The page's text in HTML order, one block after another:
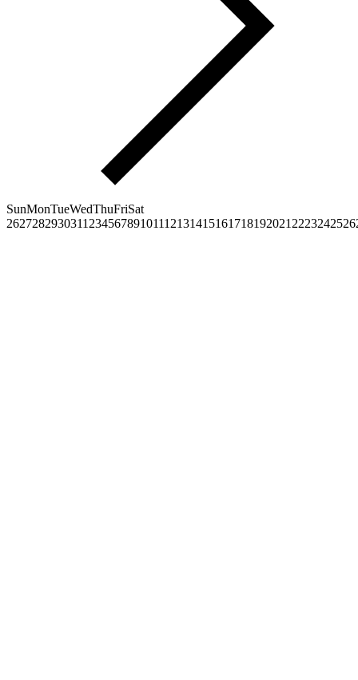
SunMonTueWedThuFriSat
2627282930311 23456789101112131415161718192021 2223242526